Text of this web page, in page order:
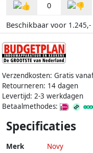
0
Beschikbaar voor 1.245,-
Verzendkosten: Gratis
Retourneren: 14 dagen
Levertijd: 2-3 werkdagen
Betaalmethodes:
Specificaties
Merk Novy